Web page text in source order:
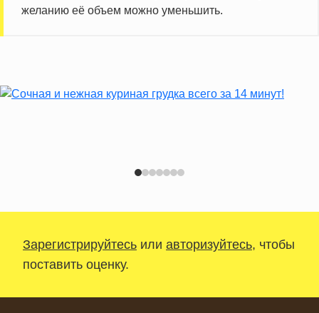
желанию её объем можно уменьшить.
Зарегистрируйтесь или авторизуйтесь, чтобы
поставить оценку.